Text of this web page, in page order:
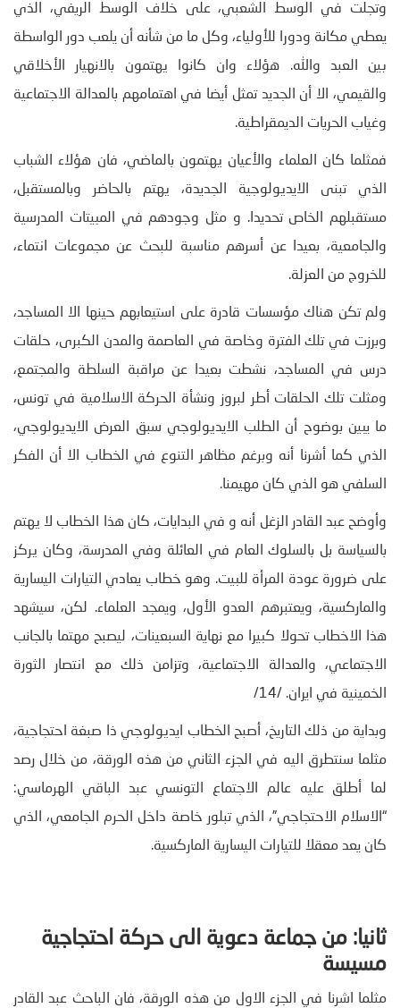
وتجلت في الوسط الشعبي، على خلاف الوسط الريفي، الذي
يعطي مكانة ودورا للأولياء، وكل ما من شأنه أن يلعب دور الواسطة
بين العبد والله. هؤلاء وان كانوا يهتمون بالانهيار الأخلاقي
والقيمي، الا أن الجديد تمثل أيضا في اهتمامهم بالعدالة الاجتماعية
وغياب الحريات الديمقراطية.
فمثلما كان العلماء والأعيان يهتمون بالماضي، فان هؤلاء الشباب
الذي تبنى الايديولوجية الجديدة، يهتم بالحاضر وبالمستقبل،
مستقبلهم الخاص تحديدا. و مثل وجودهم في المبيتات المدرسية
والجامعية، بعيدا عن أسرهم مناسبة للبحث عن مجموعات انتماء،
للخروج من العزلة.
ولم تكن هناك مؤسسات قادرة على استيعابهم حينها الا المساجد،
وبرزت في تلك الفترة وخاصة في العاصمة والمدن الكبرى، حلقات
درس في المساجد، نشطت بعيدا عن مراقبة السلطة والمجتمع،
ومثلت تلك الحلقات أطر لبروز ونشأة الحركة الاسلامية في تونس،
ما يبين بوضوح أن الطلب الايديولوجي سبق العرض الايديولوجي،
الذي كما أشرنا أنه وبرغم مظاهر التنوع في الخطاب الا أن الفكر
السلفي هو الذي كان مهيمنا.
وأوضح عبد القادر الزغل أنه و في البدايات، كان هذا الخطاب لا يهتم
بالسياسة بل بالسلوك العام في العائلة وفي المدرسة، وكان يركز
على ضرورة عودة المرأة للبيت. وهو خطاب يعادي التيارات اليسارية
والماركسية، ويعتبرهم العدو الأول، ويمجد العلماء. لكن، سيشهد
هذا الاخطاب تحولا كبيرا مع نهاية السبعينات، ليصبح مهتما بالجانب
الاجتماعي، والعدالة الاجتماعية، وتزامن ذلك مع انتصار الثورة
الخمينية في ايران. /14/
وبداية من ذلك التاريخ، أصبح الخطاب ايديولوجي ذا صبغة احتجاجية،
مثلما سنتطرق اليه في الجزء الثاني من هذه الورقة، من خلال رصد
لما أطلق عليه عالم الاجتماع التونسي عبد الباقي الهرماسي:
“الاسلام الاحتجاجي”، الذي تبلور خاصة داخل الحرم الجامعي، الذي
كان يعد معقلا للتيارات اليسارية الماركسية.
ثانيا: من جماعة دعوية الى حركة احتجاجية
مسيسة
مثلما اشرنا في الجزء الاول من هذه الورقة، فان الباحث عبد القادر